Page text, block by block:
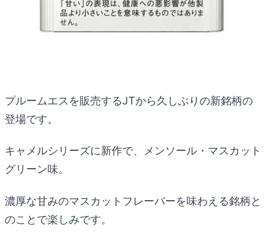
プルームエスを販売するJTから久しぶりの新銘柄の
登場です。
キャメルシリーズに新作で、メンソール・マスカット
グリーン味。
濃厚な甘みのマスカットフレーバーを味わえる銘柄と
のことで楽しみです。